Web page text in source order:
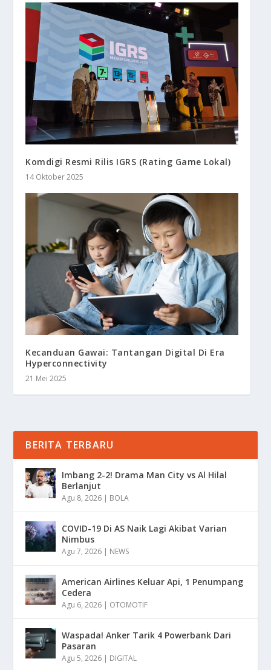
Komdigi Resmi Rilis IGRS (Rating Game Lokal)
14 Oktober 2025
Kecanduan Gawai: Tantangan Digital Di Era
Hyperconnectivity
21 Mei 2025
BERITA TERBARU
Imbang 2-2! Drama Man City vs Al Hilal
Berlanjut
Agu 8, 2026 | BOLA
COVID-19 Di AS Naik Lagi Akibat Varian
Nimbus
Agu 7, 2026 | NEWS
American Airlines Keluar Api, 1 Penumpang
Cedera
Agu 6, 2026 | OTOMOTIF
Waspada! Anker Tarik 4 Powerbank Dari
Pasaran
Agu 5, 2026 | DIGITAL